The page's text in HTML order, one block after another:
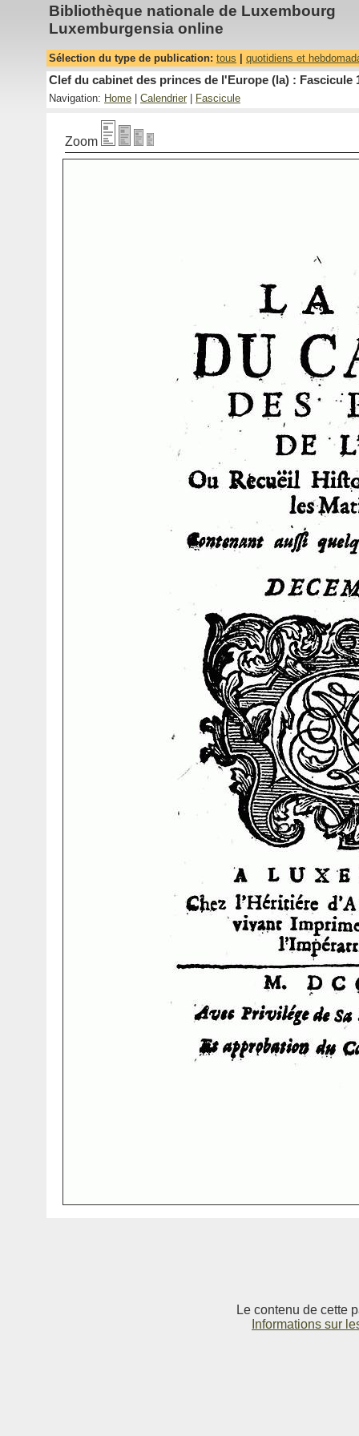
Bibliothèque nationale de Luxembourg
Luxemburgensia online
Sélection du type de publication: tous quotidiens et
Clef du cabinet des princes de l'Europe (la) : Fascicule
Navigation: Home Calendrier Fascicule
Zoom
Le contenu de cette
Informations sur